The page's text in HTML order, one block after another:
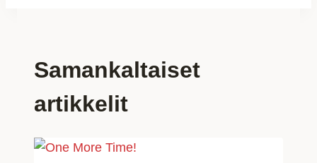
Samankaltaiset
artikkelit